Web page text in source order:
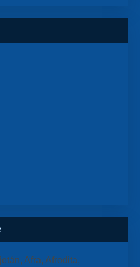
Afra, Afrodita,